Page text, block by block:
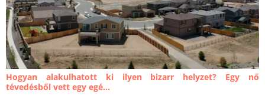
Hogyan alakulhatott ki ilyen bizarr helyzet? Egy nő
tévedésből vett egy egé...